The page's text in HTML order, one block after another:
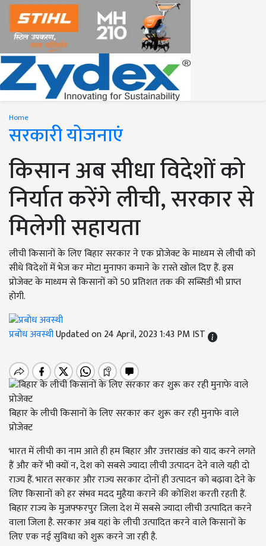
Home
सरकारी योजनाएं
किसान अब सीधा विदेशों को
निर्यात करेंगे लीची, सरकार से
मिलेगी सहायता
लीची किसानों के लिए बिहार सरकार ने एक प्रोजेक्ट के माध्यम से लीची को
सीधे विदेशों में भेज कर मोटा मुनाफा कमाने के रास्ते खोल दिए हैं. इस
प्रोजेक्ट के माध्यम से किसानों को 50 प्रतिशत तक की सब्सिडी भी प्राप्त
होगी.
प्रबोध अवस्थीUpdated on 24 April, 2023 1:43 PM IST
बिहार के लीची किसानों के लिए सरकार कर शुरू कर रही मुनाफे वाले
प्रोजेक्ट
भारत में लीची का नाम आते ही हम बिहार और उत्तराखंड को याद करने लगते
हैं और करें भी क्यों न, देश को सबसे ज्यादा लीची उत्पादन देने वाले यही दो
राज्य हैं. भारत सरकार और राज्य सरकार दोनों ही उत्पादन को बढ़ावा देने के
लिए किसानों को हर संभव मदद मुहैया कराने की कोशिश करती रहती हैं.
बिहार राज्य केमुजफ्फरपुरजिला देश में सबसे ज्यादा लीची उत्पादित करने
वाला जिला है. सरकार अब यहां के लीची उत्पादित करने वाले किसानों के
लिए एक नई सुविधा को शुरू करने जा रही है.